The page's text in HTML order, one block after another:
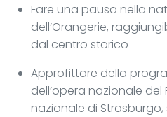
Fare una pausa nella
dell’Orangerie,
dal centro storico
Approfittare della
dell’opera nazionale
nazionale di